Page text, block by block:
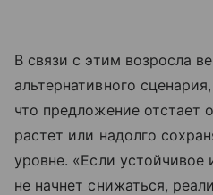
В связи с этим возросла
альтернативного
что предложение отстает
растет или надолго
уровне. «Если устойчивое
не начнет снижаться,